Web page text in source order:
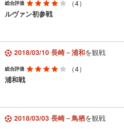
総合評価
（4）
ルヴァン初参戦
2018/03/10 長崎－浦和を観戦
総合評価
（4）
浦和戦
2018/03/03 長崎－鳥栖を観戦